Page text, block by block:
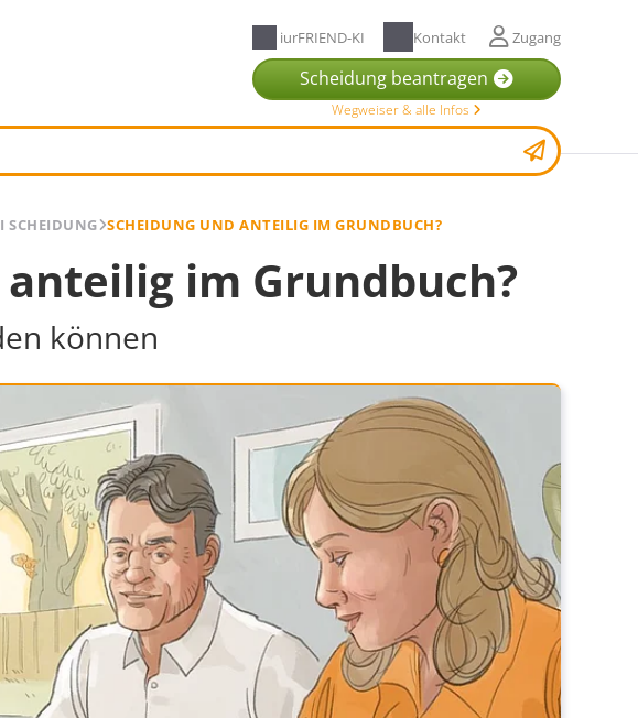
iurFRIEND-KI Kontakt Zugang
Scheidung beantragen
Wegweiser & alle Infos
SCHEIDUNG SCHEIDUNG UND ANTEILIG IM GRUNDBUCH?
im Grundbuch?
können